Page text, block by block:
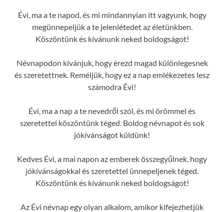
Évi, ma a te napod, és mi mindannyian itt vagyunk, hogy
megünnepeljük a te jelenlétedet az életünkben.
Köszöntünk és kívánunk neked boldogságot!
Névnapodon kívánjuk, hogy érezd magad különlegesnek
és szeretettnek. Reméljük, hogy ez a nap emlékezetes lesz
számodra Évi!
Évi, ma a nap a te nevedről szól, és mi örömmel és
szeretettel köszöntünk téged. Boldog névnapot és sok
jókívánságot küldünk!
Kedves Évi, a mai napon az emberek összegyűlnek, hogy
jókívánságokkal és szeretettel ünnepeljenek téged.
Köszöntünk és kívánunk neked boldogságot!
Az Évi névnap egy olyan alkalom, amikor kifejezhetjük